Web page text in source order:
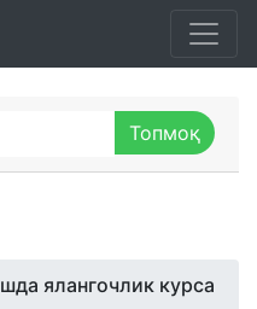
ялангочлик курса